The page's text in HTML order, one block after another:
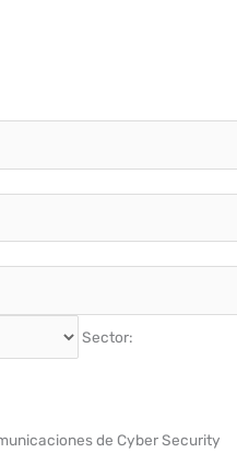
Sector:
de Cyber Security